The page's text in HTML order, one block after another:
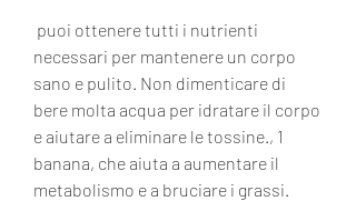
necessari per mantenere un corpo
sano e pulito. Non dimenticare di
bere molta acqua per idratare il corpo
e aiutare a eliminare le tossine., 1
banana, che aiuta a aumentare il
metabolismo e a bruciare i grassi.